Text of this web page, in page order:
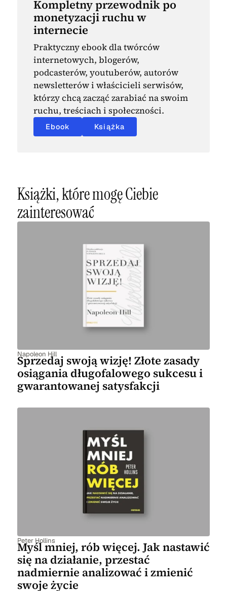
Kompletny przewodnik po
monetyzacji ruchu w
internecie
Praktyczny ebook dla twórców
internetowych, blogerów,
podcasterów, youtuberów, autorów
newsletterów i właścicieli serwisów,
którzy chcą zacząć zarabiać na swoim
ruchu, treściach i społeczności.
Ebook Książka
Książki, które mogę Ciebie
zainteresować
Napoleon Hill
Sprzedaj swoją wizję! Złote zasady
osiągania długofalowego sukcesu i
gwarantowanej satysfakcji
Peter Hollins
Myśl mniej, rób więcej. Jak nastawić
się na działanie, przestać
nadmiernie analizować i zmienić
swoje życie